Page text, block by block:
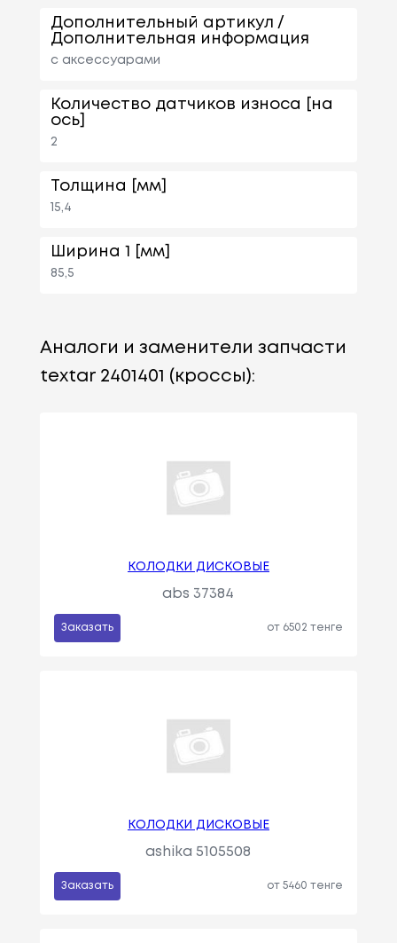
Дополнительный артикул /
Дополнительная информация
с аксессуарами
Количество датчиков износа [на
ось]
2
Толщина [мм]
15,4
Ширина 1 [мм]
85,5
Аналоги и заменители запчасти
textar 2401401 (кроссы):
КОЛОДКИ ДИСКОВЫЕ
abs 37384
Заказать от 6502 тенге
КОЛОДКИ ДИСКОВЫЕ
ashika 5105508
Заказать от 5460 тенге